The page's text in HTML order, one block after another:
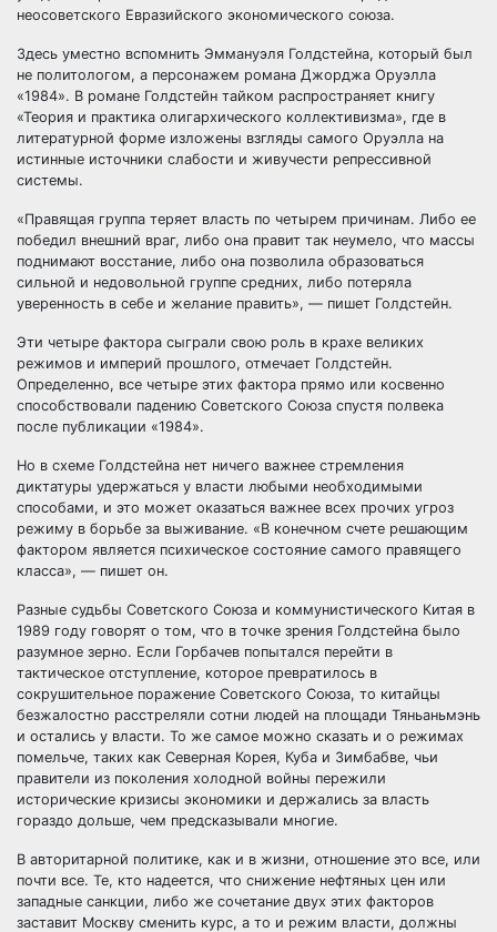
неосоветского Евразийского экономического союза.
Здесь уместно вспомнить Эммануэля Голдстейна, который был
не политологом, а персонажем романа Джорджа Оруэлла
«1984». В романе Голдстейн тайком распространяет книгу
«Теория и практика олигархического коллективизма», где в
литературной форме изложены взгляды самого Оруэлла на
истинные источники слабости и живучести репрессивной
системы.
«Правящая группа теряет власть по четырем причинам. Либо ее
победил внешний враг, либо она правит так неумело, что массы
поднимают восстание, либо она позволила образоваться
сильной и недовольной группе средних, либо потеряла
уверенность в себе и желание править», — пишет Голдстейн.
Эти четыре фактора сыграли свою роль в крахе великих
режимов и империй прошлого, отмечает Голдстейн.
Определенно, все четыре этих фактора прямо или косвенно
способствовали падению Советского Союза спустя полвека
после публикации «1984».
Но в схеме Голдстейна нет ничего важнее стремления
диктатуры удержаться у власти любыми необходимыми
способами, и это может оказаться важнее всех прочих угроз
режиму в борьбе за выживание. «В конечном счете решающим
фактором является психическое состояние самого правящего
класса», — пишет он.
Разные судьбы Советского Союза и коммунистического Китая в
1989 году говорят о том, что в точке зрения Голдстейна было
разумное зерно. Если Горбачев попытался перейти в
тактическое отступление, которое превратилось в
сокрушительное поражение Советского Союза, то китайцы
безжалостно расстреляли сотни людей на площади Тяньаньмэнь
и остались у власти. То же самое можно сказать и о режимах
помельче, таких как Северная Корея, Куба и Зимбабве, чьи
правители из поколения холодной войны пережили
исторические кризисы экономики и держались за власть
гораздо дольше, чем предсказывали многие.
В авторитарной политике, как и в жизни, отношение это все, или
почти все. Те, кто надеется, что снижение нефтяных цен или
западные санкции, либо же сочетание двух этих факторов
заставит Москву сменить курс, а то и режим власти, должны